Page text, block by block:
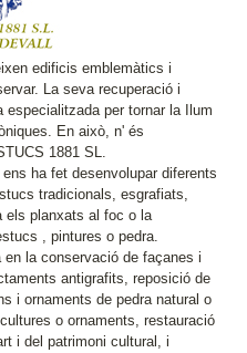
edificis emblemàtics i
La seva recuperació i
especialitzada per tornar la Ilum
En això, n' és
1881 SL.
ha fet desenvolupar diferents
tradicionals, esgrafiats,
els planxats al foc o la
, pintures o pedra.
la conservació de façanes i
antigrafits, reposició de
i ornaments de pedra natural o
o ornaments, restauració
i del patrimoni cultural, i